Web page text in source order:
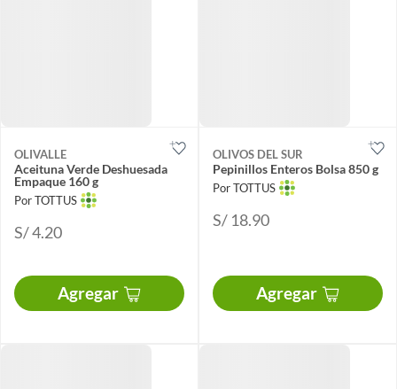
OLIVALLE
Aceituna Verde Deshuesada
Empaque 160 g
Por TOTTUS
S/ 4.20
Agregar
OLIVOS DEL SUR
Pepinillos Enteros Bolsa 850 g
Por TOTTUS
S/ 18.90
Agregar